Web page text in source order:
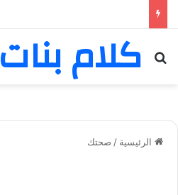
كلام بنات
بحث عن
الرئيسية / صحتك